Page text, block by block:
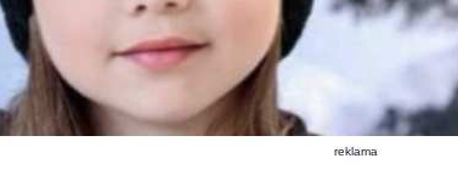
reklama